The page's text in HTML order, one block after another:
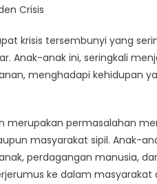
Sulsel:
Light
on
a
Crisis
krisis tersembunyi yang
Anak-anak ini, seringkali
menghadapi kehidupan
merupakan permasalahan
masyarakat sipil. Anak-
perdagangan manusia,
ke dalam